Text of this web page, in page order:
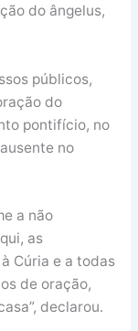
do ângelus,
públicos,
do
pontifício, no
no
a não
as
Cúria e a todas
de oração,
declarou.